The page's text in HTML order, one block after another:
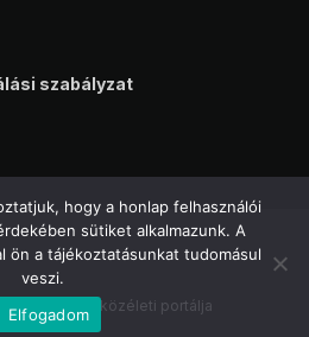
szabályzat
online közéleti portálja
hogy a honlap felhasználói
sütiket alkalmazunk. A
ön a tájékoztatásunkat tudomásul
veszi.
Elfogadom